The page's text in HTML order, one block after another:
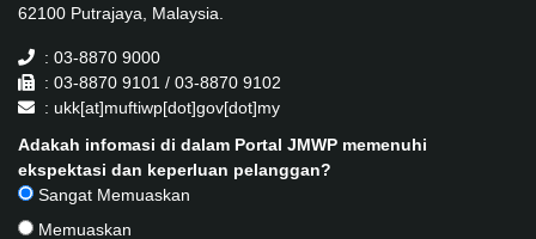
62100 Putrajaya, Malaysia.
: 03-8870 9000
: 03-8870 9101 / 03-8870 9102
: ukk[at]muftiwp[dot]gov[dot]my
Adakah infomasi di dalam Portal JMWP memenuhi
ekspektasi dan keperluan pelanggan?
Sangat Memuaskan
Memuaskan